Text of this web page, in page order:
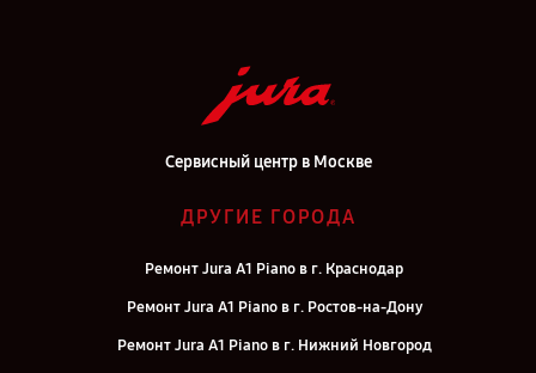
Сервисный центр в Москве
ДРУГИЕ ГОРОДА
Ремонт Jura A1 Piano в г. Краснодар
Ремонт Jura A1 Piano в г. Ростов-на-Дону
Ремонт Jura A1 Piano в г. Нижний Новгород